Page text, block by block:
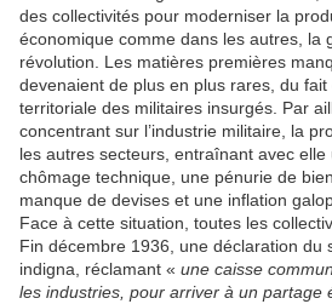
des collectivités pour moderniser la
économique comme dans les autres, la
révolution. Les matières premières
devenaient de plus en plus rares, du
territoriale des militaires insurgés. Par
concentrant sur l’industrie militaire, la
les autres secteurs, entraînant avec elle
chômage technique, une pénurie de
manque de devises et une inflation
Face à cette situation, toutes les
Fin décembre 1936, une déclaration du
indigna, réclamant « une caisse
les industries, pour arriver à un partage